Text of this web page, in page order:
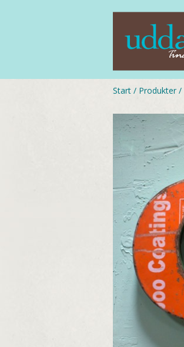
Start / Produkter /